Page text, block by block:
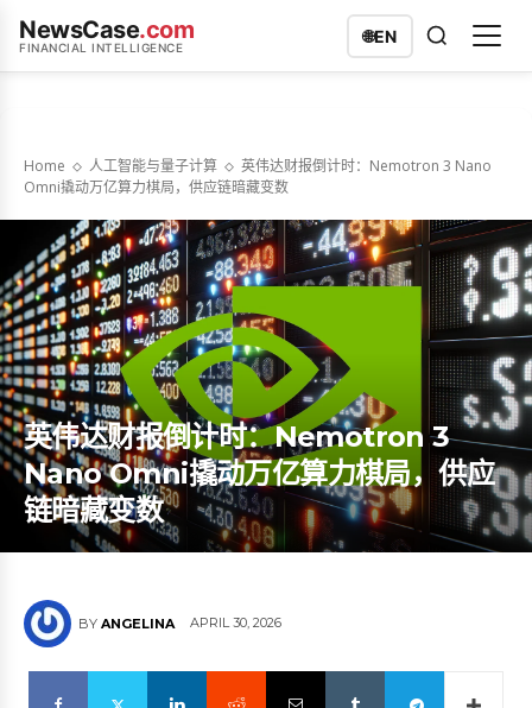
NewsCase.com
FINANCIAL INTELLIGENCE
🌐EN
Home 人工智能与量子计算
英伟达财报倒计时：Nemotron 3 Nano
Omni撬动万亿算力棋局，供应链暗藏变数
英伟达财报倒计时：Nemotron 3
Nano Omni撬动万亿算力棋局，供应
链暗藏变数
BY ANGELINA APRIL 30, 2026